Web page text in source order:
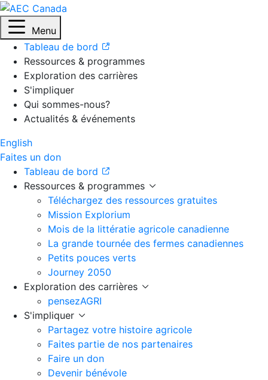
Menu
Tableau de bord
Ressources & programmes
Exploration des carrières
S'impliquer
Qui sommes-nous?
Actualités & événements
English
Faites un don
Tableau de bord
Ressources & programmes
Téléchargez des ressources gratuites
Mission Explorium
Mois de la littératie agricole canadienne
La grande tournée des fermes canadiennes
Petits pouces verts
Journey 2050
Exploration des carrières
pensezAGRI
S'impliquer
Partagez votre histoire agricole
Faites partie de nos partenaires
Faire un don
Devenir bénévole